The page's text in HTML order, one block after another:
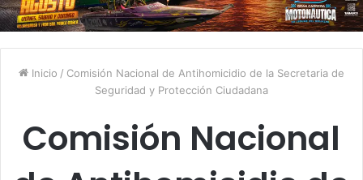
Inicio / Comisión Nacional de Antihomicidio de la Secretaria de
Seguridad y Protección Ciudadana
Comisión Nacional